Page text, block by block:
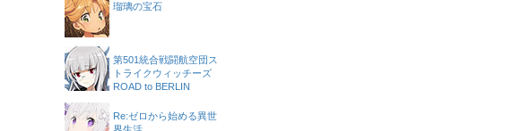
瑠璃の宝石
第501統合戦闘航空団ス
トライクウィッチーズ
ROAD to BERLIN
Re:ゼロから始める異世